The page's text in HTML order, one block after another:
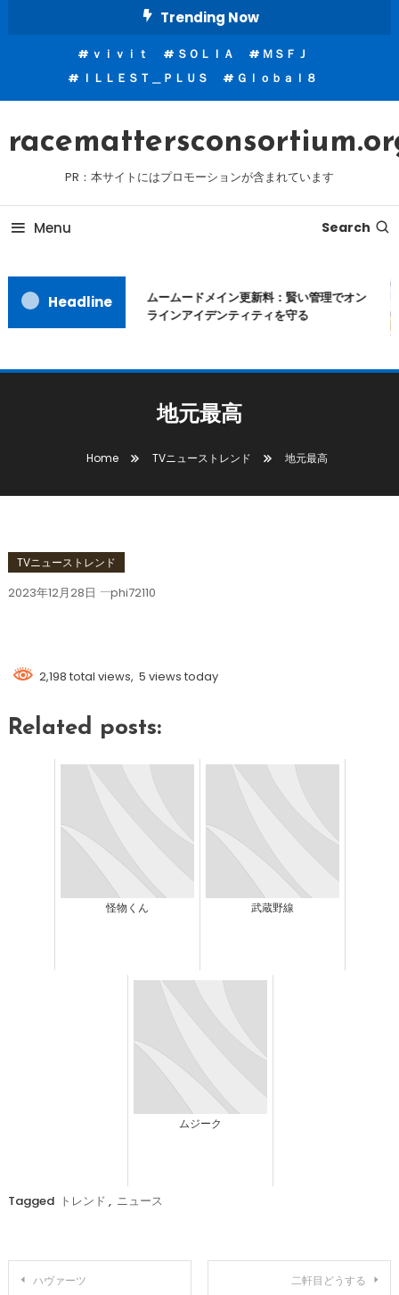
Trending Now
ｖｉｖｉｔ ＳＯＬＩＡ
ＭＳＦＪ
ＩＬＬＥＳＴ＿ＰＬＵＳ
Ｇｌｏｂａｌ８
PR：本サイトにはプロモーションが含まれています
Menu Search
Headline
ムームードメイン更新料：賢い管理でオン
ラインアイデンティティを守る
地元最高
Home TVニューストレンド 地元最高
TVニューストレンド
2023年12月28日 phi72110
2,198 total views, 5 views today
Related posts:
怪物くん 武蔵野線
ムジーク
Tagged トレンド , ニュース
投ハヴァーツ 二軒目どうする